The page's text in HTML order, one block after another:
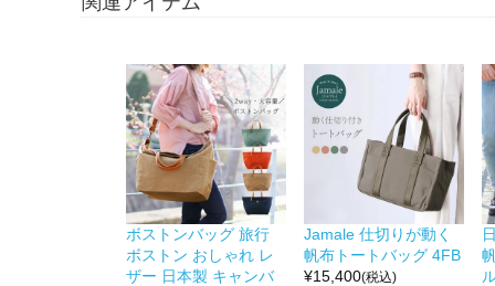
ボストンバッグ 旅行
ボストン おしゃれ レ
ザー 日本製 キャンバ
Jamale 仕切りが動く
帆布トートバッグ 4FB
¥15,400(税込)